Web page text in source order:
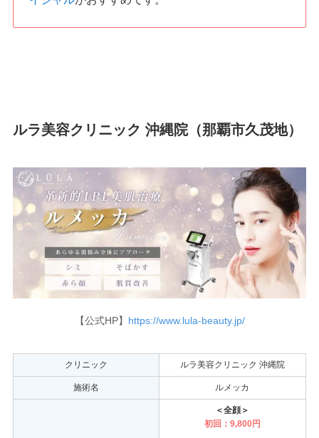
ルラ美容クリニック 沖縄院（那覇市久茂地）
【公式HP】 https://www.lula-beauty.jp/
クリニック ルラ美容クリニック 沖縄院
施術名 ルメッカ
＜全顔＞
初回：9,800円